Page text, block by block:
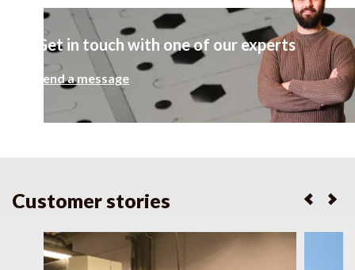
Get in touch with one of our experts
Send a message
Customer stories